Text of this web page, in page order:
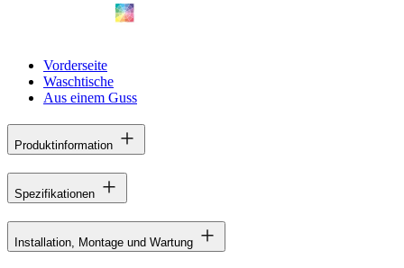
Vorderseite
Waschtische
Aus einem Guss
Produktinformation
Spezifikationen
Installation, Montage und Wartung